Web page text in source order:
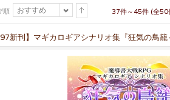
順 おすすめ 37件～45件 (全50
新刊】マギカロギアシナリオ集『狂気の鳥籠